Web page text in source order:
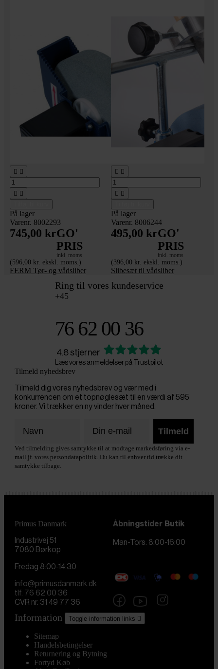
 
 
På lager
Varenr. 8002293
745,00 krGO'
PRIS
inkl. moms
(596,00 kr. ekskl. moms.)
FERM Tør- og vådsliber
 
 
På lager
Varenr. 8006244
495,00 krGO'
PRIS
inkl. moms
(396,00 kr. ekskl. moms.)
Slibesæt til vådsliber
Ring til vores kundeservice
+45
76 62 00 36
4.8 stjerner
Læs vores anmeldelser på Trustpilot
Tilmeld nyhedsbrev
Tilmeld dig vores nyhedsbrev og vær med i
konkurrencen om et topnøglesæt til en værdi af 595
kroner. Vi trækker en ny vinder hver måned.
Tilmeld
Ved tilmelding gives samtykke til at modtage markedsføring via e-
mail jf. vores persondatapolitik. Du kan til enhver tid trække dit
samtykke tilbage.
Primus Danmark
Industrivej 51
7080 Børkop
Åbningstider Butik
Man-Tors. 8:00-16:00
Fredag 8:00-14:30
info@primusdanmark.dk
tlf. 76 62 00 36
CVR nr. 31 49 77 36
Information Toggle information links 
Sitemap
Handelsbetingelser
Returnering og Bytning
Fortyd Køb